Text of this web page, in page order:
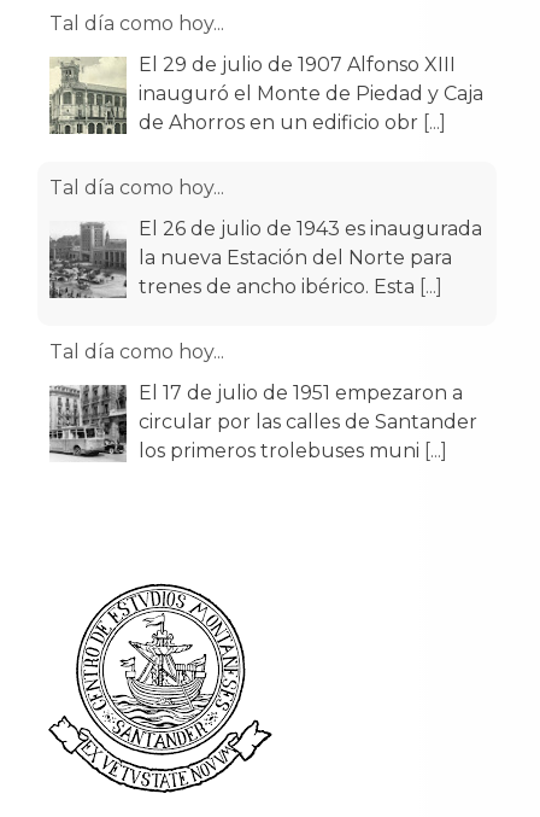
Tal día como hoy...
El 29 de julio de 1907 Alfonso XIII
inauguró el Monte de Piedad y Caja
de Ahorros en un edificio obr [...]
Tal día como hoy...
El 26 de julio de 1943 es inaugurada
la nueva Estación del Norte para
trenes de ancho ibérico. Esta [...]
Tal día como hoy...
El 17 de julio de 1951 empezaron a
circular por las calles de Santander
los primeros trolebuses muni [...]